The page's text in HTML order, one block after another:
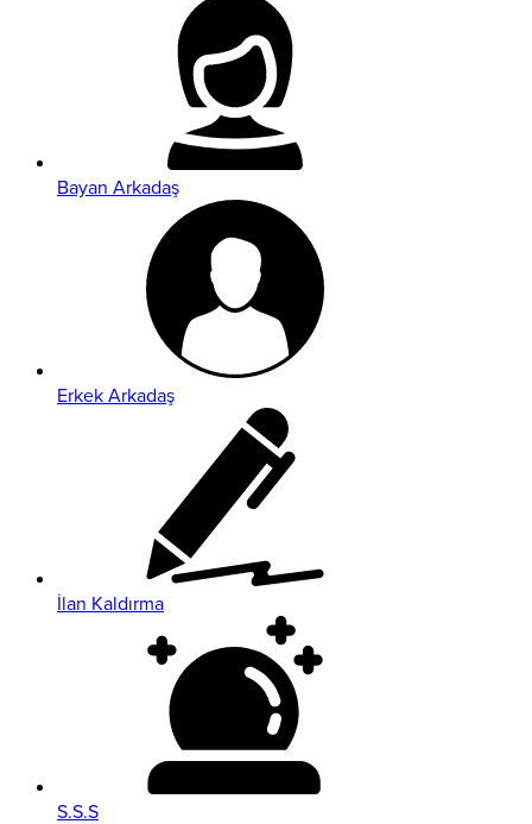
Bayan Arkadaş
Erkek Arkadaş
İlan Kaldırma
S.S.S